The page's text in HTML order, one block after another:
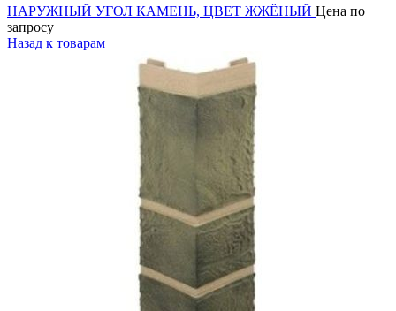
НАРУЖНЫЙ УГОЛ КАМЕНЬ, ЦВЕТ ЖЖЁНЫЙ Цена по
запросу
Назад к товарам